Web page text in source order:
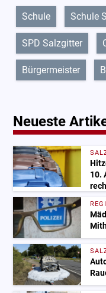
Schule Schule
SPD Salzgitter
Bürgermeister
Neueste
10.